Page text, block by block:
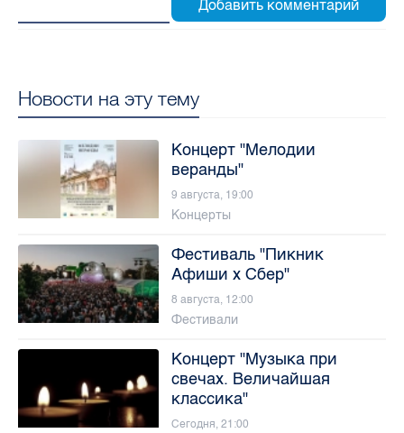
Новости на эту тему
Концерт "Мелодии
веранды"
9 августа, 19:00
Концерты
Фестиваль "Пикник
Афиши х Сбер"
8 августа, 12:00
Фестивали
Концерт "Музыка при
свечах. Величайшая
классика"
Сегодня, 21:00